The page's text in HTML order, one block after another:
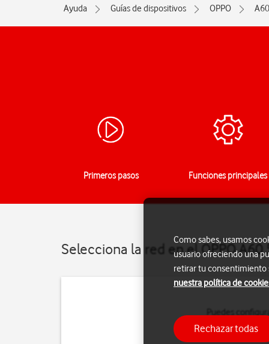
Ayuda Guías de dispositivos OPPO
Primeros pasos Funciones principales
Selecciona la red en el OPPO A60
manualmente. Si
Como sabes, usamos
usuario ofreciendo una
retirar tu consentimiento
nuestra política de
Rechazar todas